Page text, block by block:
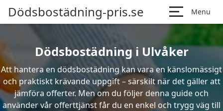
Dödsbostädning-pris.se Menu
Dödsbostädning i Ulvåker
Att hantera en dödsbostädning kan vara en känslomässigt
och praktiskt krävande uppgift – särskilt när det gäller att
jämföra offerter. Men om du följer denna guide och
använder vår offerttjänst får du en enkel och trygg väg till